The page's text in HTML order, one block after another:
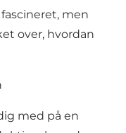
men
over, hvordan
med på en